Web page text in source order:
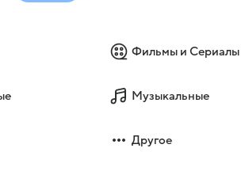
Фильмы и Сериалы
Музыкальные
Другое